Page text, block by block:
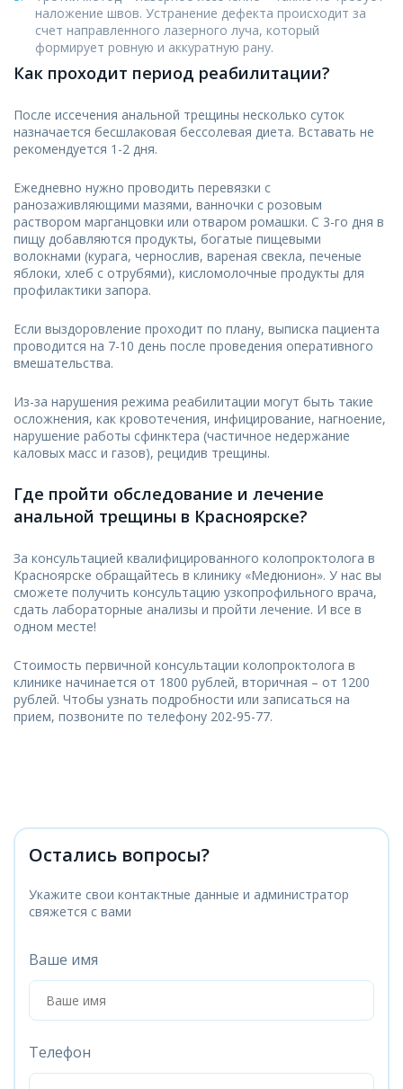
наложение швов. Устранение дефекта происходит за
счет направленного лазерного луча, который
формирует ровную и аккуратную рану.
Как проходит период реабилитации?
После иссечения анальной трещины несколько суток
назначается бесшлаковая бессолевая диета. Вставать не
рекомендуется 1-2 дня.
Ежедневно нужно проводить перевязки с
ранозаживляющими мазями, ванночки с розовым
раствором марганцовки или отваром ромашки. С 3-го дня в
пищу добавляются продукты, богатые пищевыми
волокнами (курага, чернослив, вареная свекла, печеные
яблоки, хлеб с отрубями), кисломолочные продукты для
профилактики запора.
Если выздоровление проходит по плану, выписка пациента
проводится на 7-10 день после проведения оперативного
вмешательства.
Из-за нарушения режима реабилитации могут быть такие
осложнения, как кровотечения, инфицирование, нагноение,
нарушение работы сфинктера (частичное недержание
каловых масс и газов), рецидив трещины.
Где пройти обследование и лечение
анальной трещины в Красноярске?
За консультацией квалифицированного колопроктолога в
Красноярске обращайтесь в клинику «Медюнион». У нас вы
сможете получить консультацию узкопрофильного врача,
сдать лабораторные анализы и пройти лечение. И все в
одном месте!
Стоимость первичной консультации колопроктолога в
клинике начинается от 1800 рублей, вторичная – от 1200
рублей. Чтобы узнать подробности или записаться на
прием, позвоните по телефону 202-95-77.
Остались вопросы?
Укажите свои контактные данные и администратор
свяжется с вами
Ваше имя
Телефон